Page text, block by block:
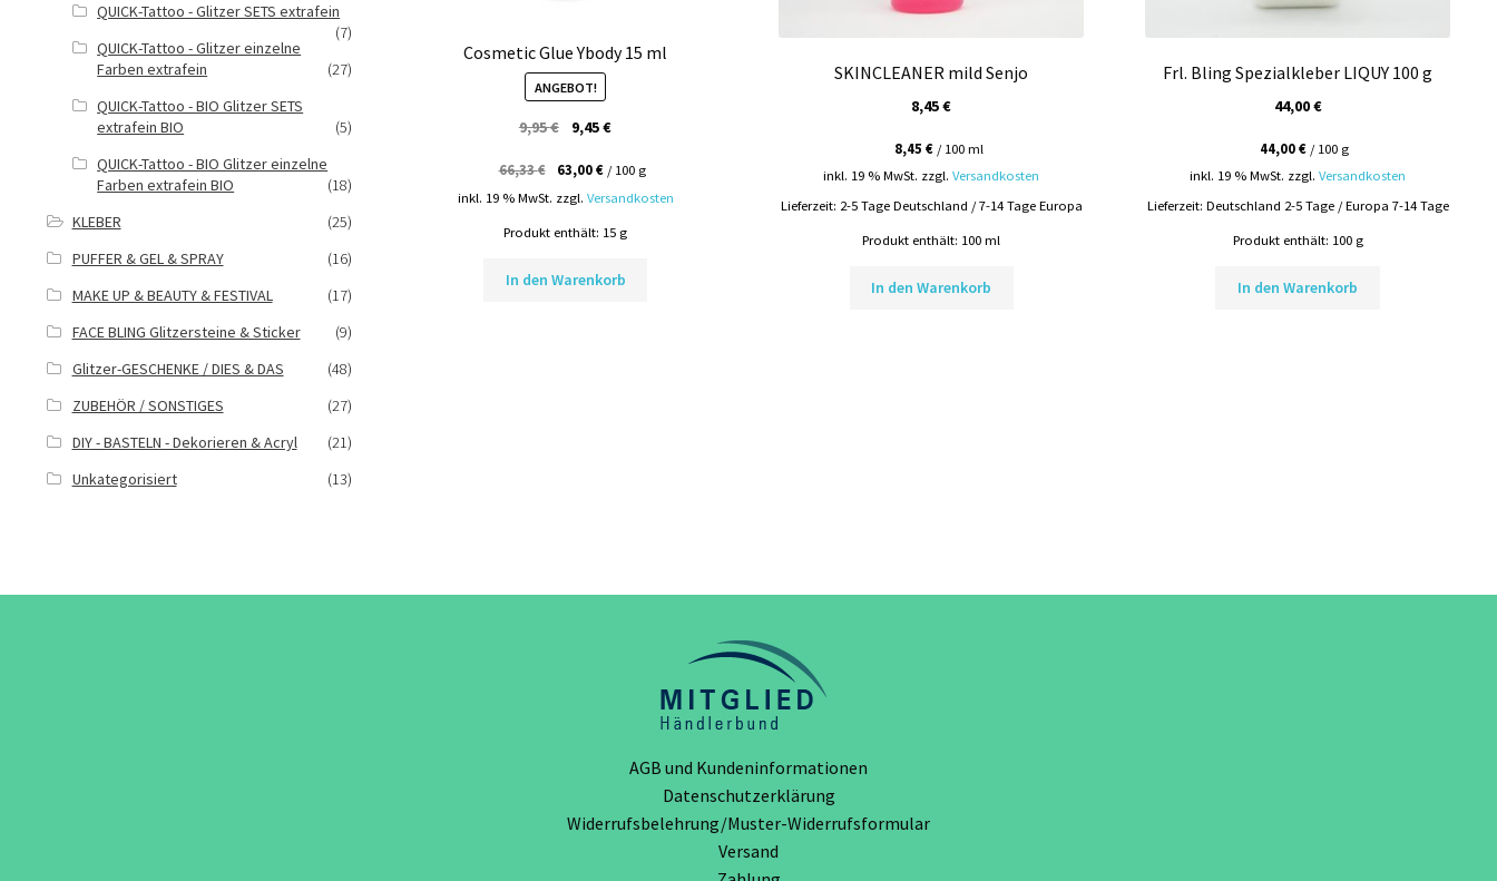
Cosmetic Glue Ybody 15 ml
ANGEBOT!
9,95€
Ursprünglicher
war:
9,95 €
9,45€Aktueller
ist:
9,45 €.
66,33€ 63,00€ / 100 g
inkl. 19 % MwSt. zzgl. Versandkosten
Produkt enthält: 15 g
In den Warenkorb
SKINCLEANER mild Senjo
8,45€
8,45 €/ 100 ml
inkl. 19 % MwSt. zzgl.Versandkosten
Lieferzeit: 2-5 Tage Deutschland / 7-14 Tage Europa
Produkt enthält: 100ml
In den Warenkorb
Frl. Bling Spezialkleber LIQUY 100 g
44,00€
44,00€ / 100 g
inkl. 19 % MwSt. zzgl.Versandkosten
Lieferzeit: Deutschland 2-5 Tage / Europa 7-14 Tage
Produkt enthält: 100 g
In den Warenkorb
QUICK-Tattoo - Glitzer SETS extrafein
(7)
QUICK-Tattoo - Glitzer einzelne
Farben extrafein
(27)
QUICK-Tattoo - BIO Glitzer SETS
extrafein BIO
(5)
QUICK-Tattoo - BIO Glitzer einzelne
Farben extrafein BIO
(18)
KLEBER
(25)
PUFFER & GEL & SPRAY
(16)
MAKE UP & BEAUTY & FESTIVAL
(17)
FACE BLING Glitzersteine & Sticker
(9)
Glitzer-GESCHENKE / DIES & DAS
(48)
ZUBEHÖR / SONSTIGES
(27)
DIY - BASTELN - Dekorieren & Acryl
(21)
Unkategorisiert
(13)
AGB und Kundeninformationen
Datenschutzerklärung
Widerrufsbelehrung/Muster-Widerrufsformular
Versand